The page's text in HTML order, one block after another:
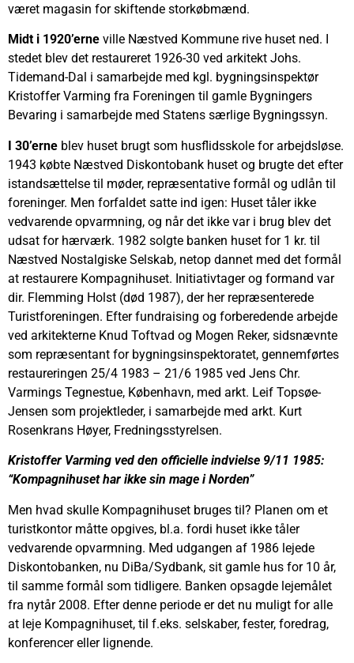
været magasin for skiftende storkøbmænd.
Midt i 1920’erne ville Næstved Kommune rive huset ned. I
stedet blev det restaureret 1926-30 ved arkitekt Johs.
Tidemand-Dal i samarbejde med kgl. bygningsinspektør
Kristoffer Varming fra Foreningen til gamle Bygningers
Bevaring i samarbejde med Statens særlige Bygningssyn.
I 30’erne blev huset brugt som husflidsskole for arbejdsløse.
1943 købte Næstved Diskontobank huset og brugte det efter
istandsættelse til møder, repræsentative formål og udlån til
foreninger. Men forfaldet satte ind igen: Huset tåler ikke
vedvarende opvarmning, og når det ikke var i brug blev det
udsat for hærværk. 1982 solgte banken huset for 1 kr. til
Næstved Nostalgiske Selskab, netop dannet med det formål
at restaurere Kompagnihuset. Initiativtager og formand var
dir. Flemming Holst (død 1987), der her repræsenterede
Turistforeningen. Efter fundraising og forberedende arbejde
ved arkitekterne Knud Toftvad og Mogen Reker, sidsnævnte
som repræsentant for bygningsinspektoratet, gennemførtes
restaureringen 25/4 1983 – 21/6 1985 ved Jens Chr.
Varmings Tegnestue, København, med arkt. Leif Topsøe-
Jensen som projektleder, i samarbejde med arkt. Kurt
Rosenkrans Høyer, Fredningsstyrelsen.
Kristoffer Varming ved den officielle indvielse 9/11 1985:
“Kompagnihuset har ikke sin mage i Norden”
Men hvad skulle Kompagnihuset bruges til? Planen om et
turistkontor måtte opgives, bl.a. fordi huset ikke tåler
vedvarende opvarmning. Med udgangen af 1986 lejede
Diskontobanken, nu DiBa/Sydbank, sit gamle hus for 10 år,
til samme formål som tidligere. Banken opsagde lejemålet
fra nytår 2008. Efter denne periode er det nu muligt for alle
at leje Kompagnihuset, til f.eks. selskaber, fester, foredrag,
konferencer eller lignende.